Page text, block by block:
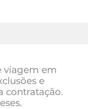
viagem em
e
contratação.